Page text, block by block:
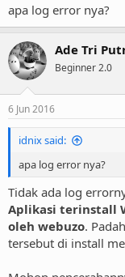
apa log error nya?
Ade Tri
Beginner 2.0
6 Jun 2016
idnix said:
apa log error nya?
Tidak ada log
Aplikasi terinstall
oleh webuzo.
tersebut di install